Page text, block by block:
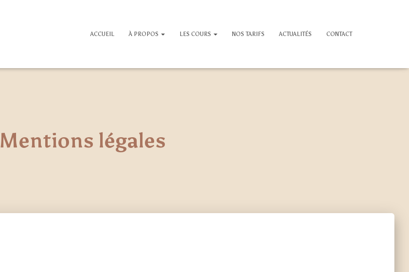
ACCUEIL À PROPOS LES COURS NOS TARIFS ACTUALITÉS CONTACT
Mentions légales